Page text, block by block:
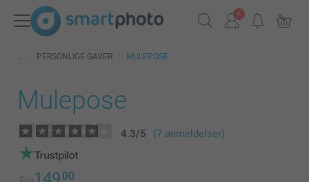
PERSONLIGE GAVER MULEPOSE
Mulepose
4.3/5 (7 anmeldelser)
00